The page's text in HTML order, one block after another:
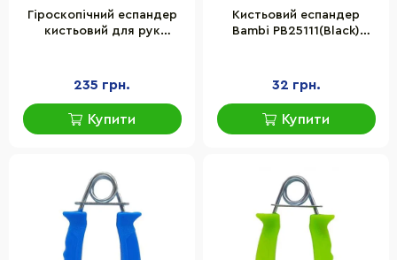
Гіроскопічний еспандер
кистьовий для рук
235 грн.
Купити
Кистьовий еспандер
Bambi PB25111(Black)
32 грн.
Купити